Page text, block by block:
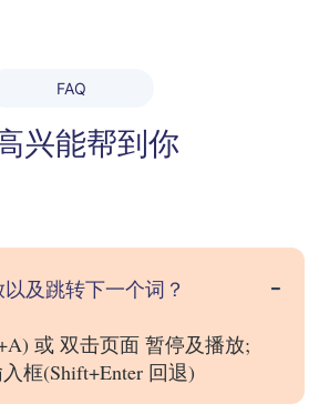
FAQ
兴能帮到你
及跳转下一个词？
或 双击页面 暂停及播放;
框(Shift+Enter 回退)